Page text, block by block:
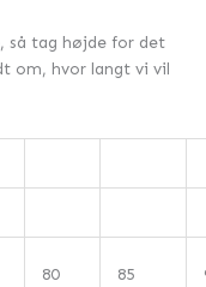
så tag højde for det
om, hvor langt vi vil
80 85